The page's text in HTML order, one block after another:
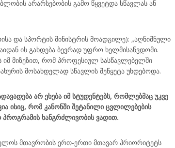
არარსებობის გამო წყვეტდა სწავლას ან
და სპორტის მინისტრის მოადგილე): „აღნიშნული
ის გახდება ბევრად უფრო ხელმისაწვდომი.
იმ მიზეზით, რომ პროფესიულ სასწავლებელში
მოსახდელად სწავლის შეწყეტა უხდებოდა.
არ ეხება იმ სტუდენტებს, რომლებმაც უკვე
ისიც, რომ კანონში შეტანილი ცვლილებების
ხანგრძლივობის ვადით.
მთავრობის ერთ-ერთი მთავარ პრიორიტეტს